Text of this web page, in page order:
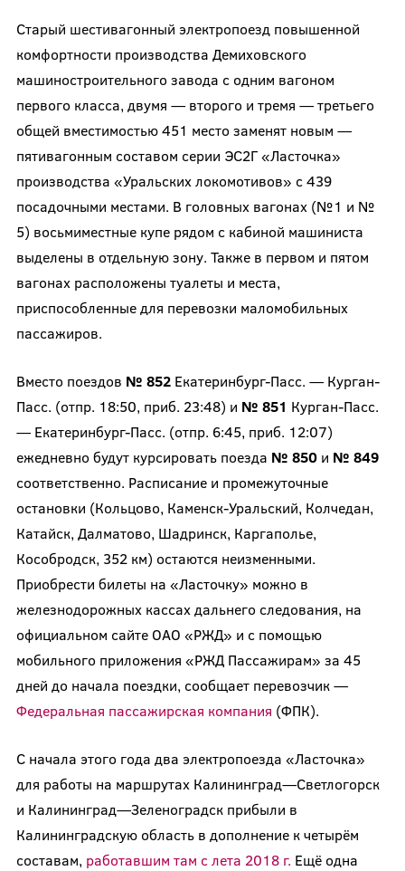
Старый шестивагонный электропоезд повышенной
комфортности производства Демиховского
машиностроительного завода с одним вагоном
первого класса, двумя — второго и тремя — третьего
общей вместимостью 451 место заменят новым —
пятивагонным составом серии ЭС2Г «Ласточка»
производства «Уральских локомотивов» с 439
посадочными местами. В головных вагонах (№1 и №
5) восьмиместные купе рядом с кабиной машиниста
выделены в отдельную зону. Также в первом и пятом
вагонах расположены туалеты и места,
приспособленные для перевозки маломобильных
пассажиров.
Вместо поездов № 852 Екатеринбург-Пасс. — Курган-
Пасс. (отпр. 18:50, приб. 23:48) и № 851 Курган-Пасс.
— Екатеринбург-Пасс. (отпр. 6:45, приб. 12:07)
ежедневно будут курсировать поезда № 850и № 849
соответственно. Расписание и промежуточные
остановки (Кольцово, Каменск-Уральский, Колчедан,
Катайск, Далматово, Шадринск, Каргаполье,
Кособродск, 352 км) остаются неизменными.
Приобрести билеты на «Ласточку» можно в
железнодорожных кассах дальнего следования, на
официальном сайте ОАО «РЖД» и с помощью
мобильного приложения «РЖД Пассажирам» за 45
дней до начала поездки, сообщает перевозчик —
Федеральная пассажирская компания (ФПК).
С начала этого года два электропоезда «Ласточка»
для работы на маршрутах Калининград—Светлогорск
и Калининград—Зеленоградск прибыли в
Калининградскую область в дополнение к четырём
составам, работавшим там с лета 2018 г. Ещё одна